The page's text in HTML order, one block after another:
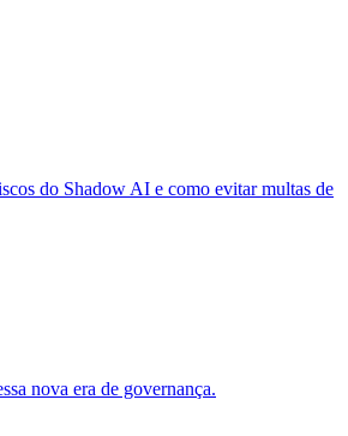
do Shadow AI e como evitar multas de
nova era de governança.